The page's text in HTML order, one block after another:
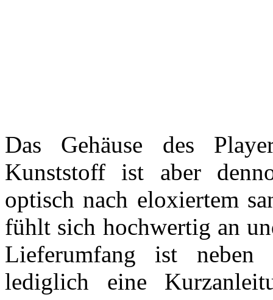
Das Gehäuse des
Kunststoff ist aber
optisch nach eloxiertem
fühlt sich hochwertig an
Lieferumfang ist neben
lediglich eine